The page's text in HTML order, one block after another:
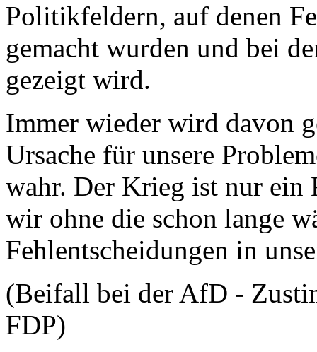
Politikfeldern, auf denen
gemacht wurden und bei
gezeigt wird.
Immer wieder wird davon
Ursache für unsere
wahr. Der Krieg ist nur ein
wir ohne die schon lange
Fehlentscheidungen in
(Beifall bei der AfD -
FDP)